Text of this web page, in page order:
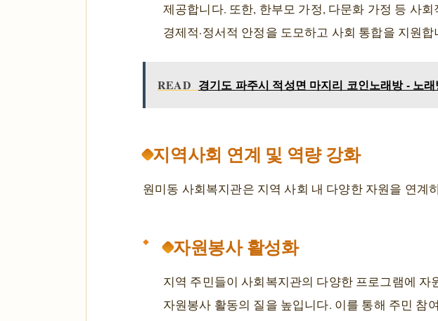
제공합니다. 또한, 한부모 가정, 다문화 가정 등 사
경제적·정서적 안정을 도모하고 사회 통합을 지원
READ 경기도 파주시 적성면 마지리 코인노래방 - 노
지역사회 연계 및 역량 강화
원미동 사회복지관은 지역 사회 내 다양한 자원을 연
자원봉사 활성화
지역 주민들이 사회복지관의 다양한 프로그램에
자원봉사 활동의 질을 높입니다. 이를 통해 주민 참